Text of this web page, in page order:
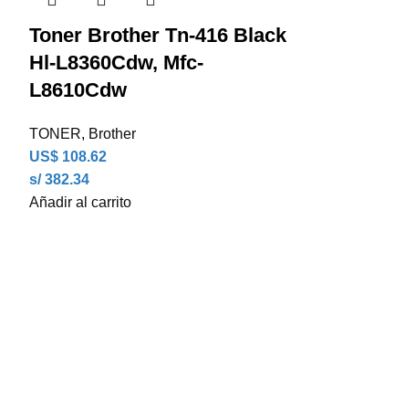
Toner Brother Tn-416 Black
Hl-L8360Cdw, Mfc-
L8610Cdw
TONER, Brother
US$ 108.62
s/ 382.34
Añadir al carrito